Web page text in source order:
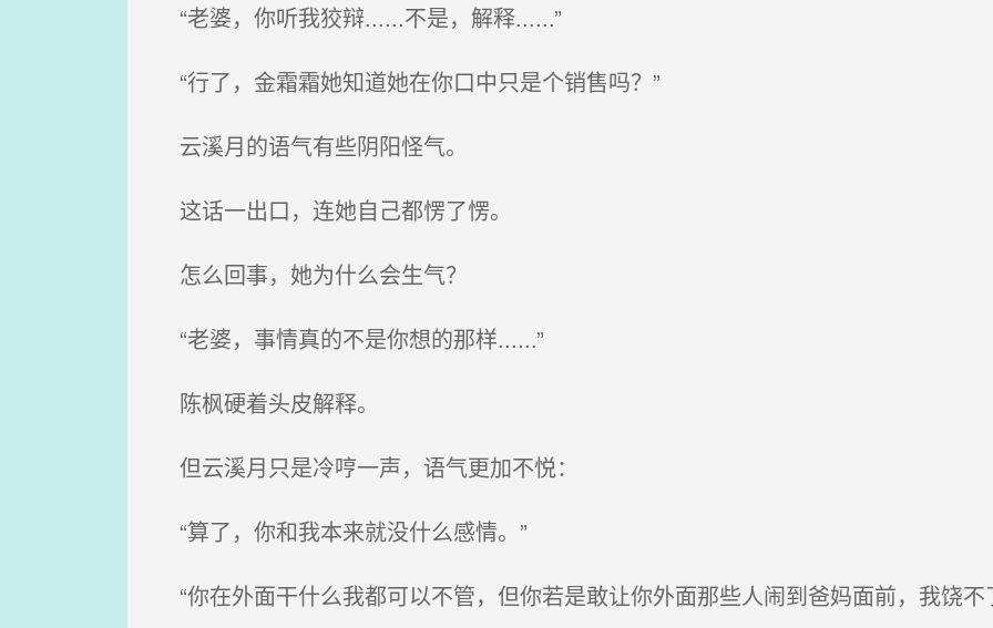
“老婆，你听我狡辩......不是，解释......”
“行了，金霜霜她知道她在你口中只是个销售吗？”
云溪月的语气有些阴阳怪气。
这话一出口，连她自己都愣了愣。
怎么回事，她为什么会生气？
“老婆，事情真的不是你想的那样......”
陈枫硬着头皮解释。
但云溪月只是冷哼一声，语气更加不悦：
“算了，你和我本来就没什么感情。”
“你在外面干什么我都可以不管，但你若是敢让你外面那些人闹到爸妈面前，我饶不